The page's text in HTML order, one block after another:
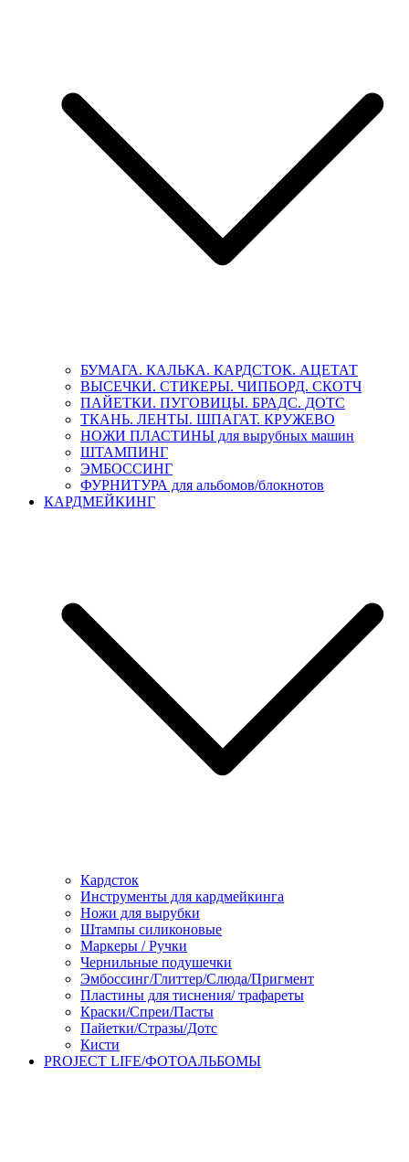
БУМАГА. КАЛЬКА. КАРДСТОК. АЦЕТАТ
ВЫСЕЧКИ. СТИКЕРЫ. ЧИПБОРД. СКОТЧ
ПАЙЕТКИ. ПУГОВИЦЫ. БРАДС. ДОТС
ТКАНЬ. ЛЕНТЫ. ШПАГАТ. КРУЖЕВО
НОЖИ ПЛАСТИНЫ для вырубных машин
ШТАМПИНГ
ЭМБОССИНГ
ФУРНИТУРА для альбомов/блокнотов
КАРДМЕЙКИНГ
Кардсток
Инструменты для кардмейкинга
Ножи для вырубки
Штампы силиконовые
Маркеры / Ручки
Чернильные подушечки
Эмбоссинг/Глиттер/Слюда/Пригмент
Пластины для тиснения/ трафареты
Краски/Спреи/Пасты
Пайетки/Стразы/Дотс
Кисти
PROJECT LIFE/ФОТОАЛЬБОМЫ